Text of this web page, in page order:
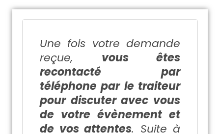
Une fois votre demande
reçue, vous êtes
recontacté par
téléphone par le traiteur
pour discuter avec vous
de votre évènement et
de vos attentes. Suite à